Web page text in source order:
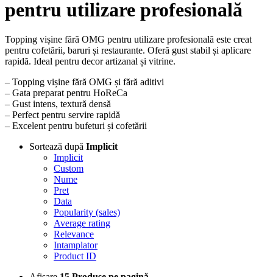
pentru utilizare profesională
Topping vișine fără OMG pentru utilizare profesională este creat
pentru cofetării, baruri și restaurante. Oferă gust stabil și aplicare
rapidă. Ideal pentru decor artizanal și vitrine.
– Topping vișine fără OMG și fără aditivi
– Gata preparat pentru HoReCa
– Gust intens, textură densă
– Perfect pentru servire rapidă
– Excelent pentru bufeturi și cofetării
Sortează după Implicit
Implicit
Custom
Nume
Pret
Data
Popularity (sales)
Average rating
Relevance
Intamplator
Product ID